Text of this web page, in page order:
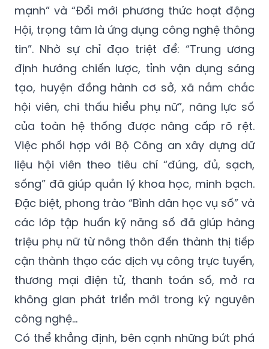
mạnh” và “Đổi mới phương thức hoạt động
Hội, trọng tâm là ứng dụng công nghệ thông
tin”. Nhờ sự chỉ đạo triệt để: “Trung ương
định hướng chiến lược, tỉnh vận dụng sáng
tạo, huyện đồng hành cơ sở, xã nắm chắc
hội viên, chi thấu hiểu phụ nữ”, năng lực số
của toàn hệ thống được nâng cấp rõ rệt.
Việc phối hợp với Bộ Công an xây dựng dữ
liệu hội viên theo tiêu chí “đúng, đủ, sạch,
sống” đã giúp quản lý khoa học, minh bạch.
Đặc biệt, phong trào “Bình dân học vụ số” và
các lớp tập huấn kỹ năng số đã giúp hàng
triệu phụ nữ từ nông thôn đến thành thị tiếp
cận thành thạo các dịch vụ công trực tuyến,
thương mại điện tử, thanh toán số, mở ra
không gian phát triển mới trong kỷ nguyên
công nghệ…
Có thể khẳng định, bên cạnh những bứt phá